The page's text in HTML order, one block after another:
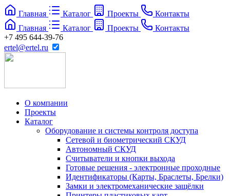
Главная Каталог Проекты
Контакты
Главная
Каталог Проекты
Контакты
+7 495 644-39-76
ertel@ertel.ru
О компании
Проекты
Каталог
Оборудование и системы контроля доступа
Сетевой и биометрический СКУД
Автономный СКУД
Считыватели и кнопки выхода
Готовые решения - электронные проходные
Идентификаторы (Карты, Браслеты, Брелки)
Замки и электромеханические защёлки